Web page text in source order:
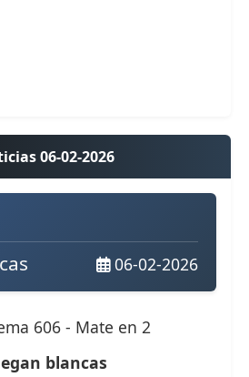
06-02-2026
06-02-2026
blancas